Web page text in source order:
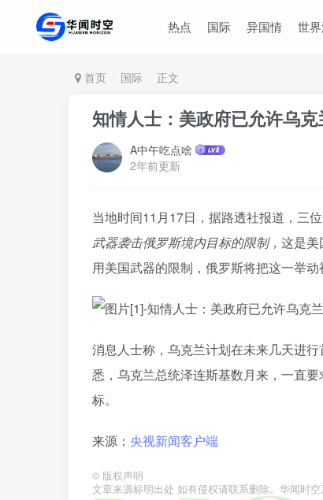
热点 国际 异国情 世
首页 国际 正文
知情人士：美政府已允许乌
A中午吃点啥
2年前更新
当地时间11月17日，据路透社报道，三
武器袭击俄罗斯境内目标的限制， 这是美
用美国武器的限制，俄罗斯将把这一举动
消息人士称，乌克兰计划在未来几天进
悉，乌克兰总统泽连斯基数月来，一直
标。
来源： 央视新闻客户端
© 版权声明
文章来源标明出处 如有侵权请联系删除。华闻时